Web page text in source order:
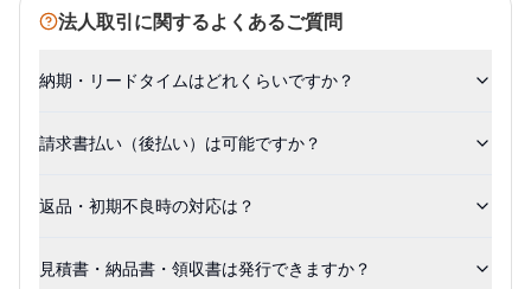
法人取引に関するよくあるご質問
納期・リードタイムはどれくらいですか？
請求書払い（後払い）は可能ですか？
返品・初期不良時の対応は？
見積書・納品書・領収書は発行できますか？